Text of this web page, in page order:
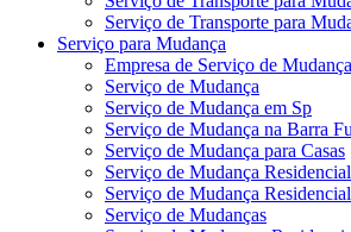
Serviço de Transporte para
Serviço para Mudança
Empresa de Serviço de
Serviço de Mudança
Serviço de Mudança em Sp
Serviço de Mudança na Barra
Serviço de Mudança para Casas
Serviço de Mudança Residencial
Serviço de Mudança
Serviço de Mudanças